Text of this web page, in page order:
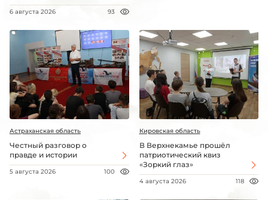
6 августа 2026 93
Астраханская область
Честный разговор о
правде и истории
5 августа 2026 100
Кировская область
В Верхнекамье прошёл
патриотический квиз
«Зоркий глаз»
4 августа 2026 118